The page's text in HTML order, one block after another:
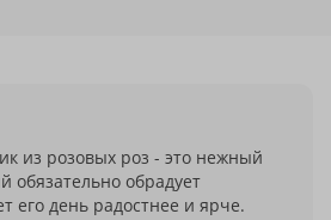
из розовых роз - это нежный
обязательно обрадует
его день радостнее и ярче.